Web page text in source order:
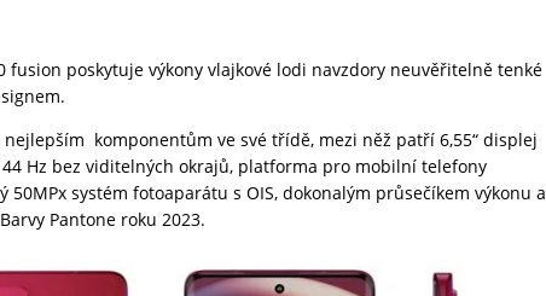
fusion poskytuje výkony vlajkové lodi navzdory neuvěřitelně tenké
komponentům ve své třídě, mezi něž patří 6,55“ displej
Hz bez viditelných okrajů, platforma pro mobilní telefony
50MPx systém fotoaparátu s OIS, dokonalým průsečíkem výkonu a
Pantone roku 2023.